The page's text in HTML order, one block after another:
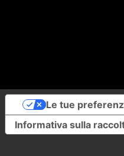
Informativa sulla
Le tue